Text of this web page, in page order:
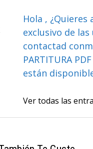
Hola ,
exclusivo de
contactad
PARTITURA
están
Ver todas las